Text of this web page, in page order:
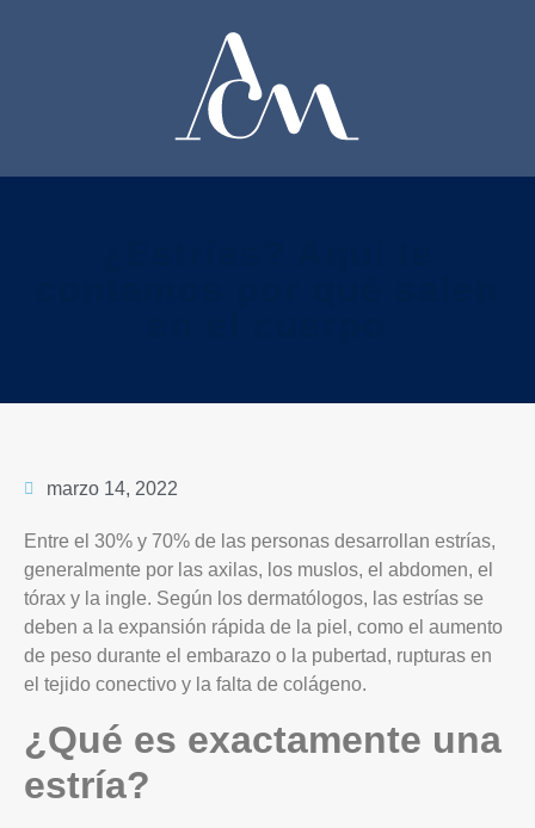
marzo 14, 2022
Entre el 30% y 70% de las personas desarrollan estrías,
generalmente por las axilas, los muslos, el abdomen, el
tórax y la ingle. Según los dermatólogos, las estrías se
deben a la expansión rápida de la piel, como el aumento
de peso durante el embarazo o la pubertad, rupturas en
el tejido conectivo y la falta de colágeno.
¿Qué es exactamente una
estría?